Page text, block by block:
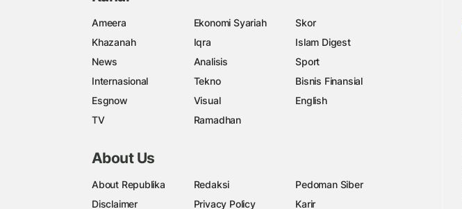
Ameera Ekonomi Syariah
Skor
Khazanah
Iqra
Islam Digest
News
Analisis
Sport
Internasional
Tekno
Bisnis Finansial
Esgnow
Visual
English
TV
Ramadhan
About Us
About Republika Redaksi
Pedoman Siber
Disclaimer
Privacy Policy Karir